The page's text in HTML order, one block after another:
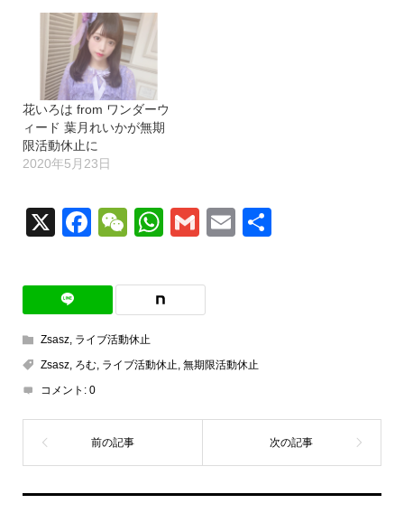
花いろは from ワンダーウ
ィード 葉月れいかが無期
限活動休止に
2020年5月23日
X Facebook
WeChat
WhatsApp
GmailEmail
Zsasz, ライブ活動休止
Zsasz, ろむ, ライブ活動休止 無期限活動休止
コメント: 0